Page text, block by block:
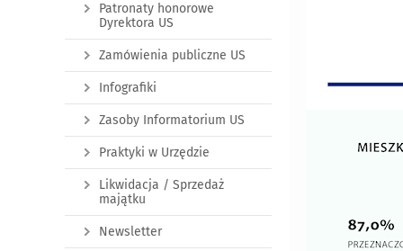
Patronaty honorowe
Dyrektora US
Zamówienia publiczne US
Infografiki
Zasoby Informatorium US
Praktyki w Urzędzie
Likwidacja / Sprzedaż
majątku
Newsletter